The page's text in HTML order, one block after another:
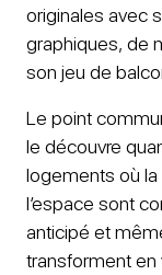
originales avec
graphiques, de
son jeu de
Le point
le découvre
logements où la
l’espace sont
anticipé et
transforment